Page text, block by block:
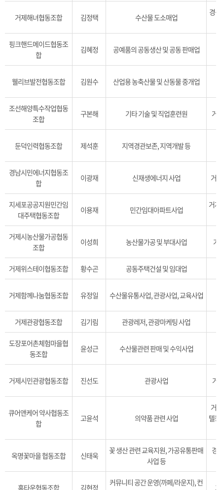
거제해녀협동조합 김정택 수산물 도소매업
경
핑크핸드메이드협동조
합
김혜정 공예품의 공동생산 및 공동 판매업
웰리브발전협동조합 김원수 산업용 농축산물 및 산동물 중개업
조선해양특수작업협동
조합
구본해 기타 기술 및 직업훈련원 거
둔덕인력협동조합 제석훈 지역경관보존, 지역개발 등
경남시민에너지협동조
합
이광재 신재생에너지 사업 거
지세포공공지원민간임
대주택협동조합
이용재 민간임대아파트사업
거
거제시농산물가공협동
조합
이성희 농산물가공 및 부대사업
거제위스테이협동조합 황수곤 공동주택건설 및 임대업
거제함께나눔협동조합 유정일 수산물유통사업, 관광사업, 교육사업
거제관광협동조합 김기림 관광레저, 관광마케팅 사업
도장포어촌체험마을협
동조합
윤성근 수산물관련 판매 및 수익사업
거제시민관광협동조합 진선도 관광사업 거
큐어앤케어 약사협동조
합
고윤석 의약품 관련 사업
거
텔
옥명꽃마을 협동조합 신태욱
꽃 생산 관련 교육지원, 가공유통판매
사업 등
경
홈타운협동조합 김현정
커뮤니티 공간 운영(까페/라운지), 컨